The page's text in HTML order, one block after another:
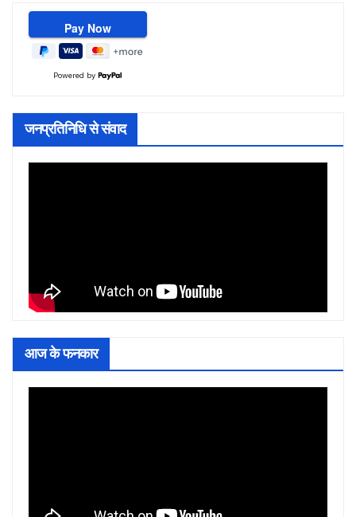
Powered by
जनप्रतिनिधि से संवाद
आज के फनकार